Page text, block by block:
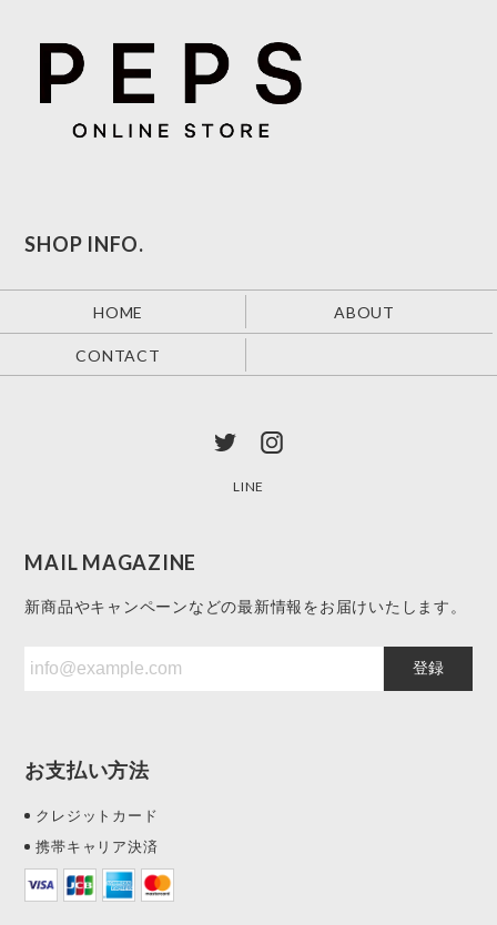
SHOP INFO.
HOME ABOUT
CONTACT
LINE
MAIL MAGAZINE
新商品やキャンペーンなどの最新情報をお届けいたします。
登録
お支払い方法
クレジットカード
携帯キャリア決済